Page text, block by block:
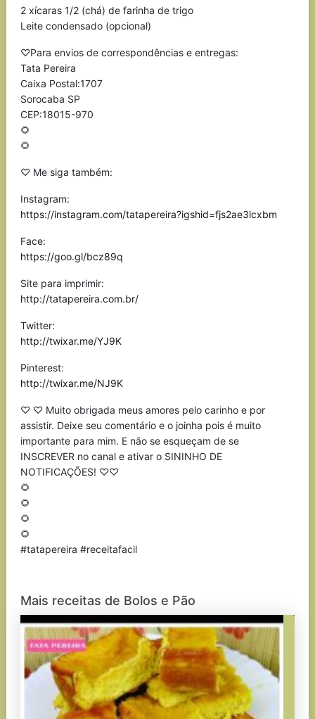
2 xícaras 1/2 (chá) de farinha de trigo
Leite condensado (opcional)
♡Para envios de correspondências e entregas:
Tata Pereira
Caixa Postal:1707
Sorocaba SP
CEP:18015-970
🌻
🌻
♡ Me siga também:
Instagram:
https://instagram.com/tatapereira?igshid=fjs2ae3lcxbm
Face:
https://goo.gl/bcz89q
Site para imprimir:
http://tatapereira.com.br/
Twitter:
http://twixar.me/YJ9K
Pinterest:
http://twixar.me/NJ9K
♡ ♡ Muito obrigada meus amores pelo carinho e por
assistir. Deixe seu comentário e o joinha pois é muito
importante para mim. E não se esqueçam de se
INSCREVER no canal e ativar o SININHO DE
NOTIFICAÇÕES! ♡♡
🌻
🌻
🌻
🌻
#tatapereira #receitafacil
Mais receitas de Bolos e Pão